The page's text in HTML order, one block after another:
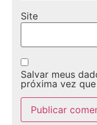
Site
Salvar meus
próxima vez